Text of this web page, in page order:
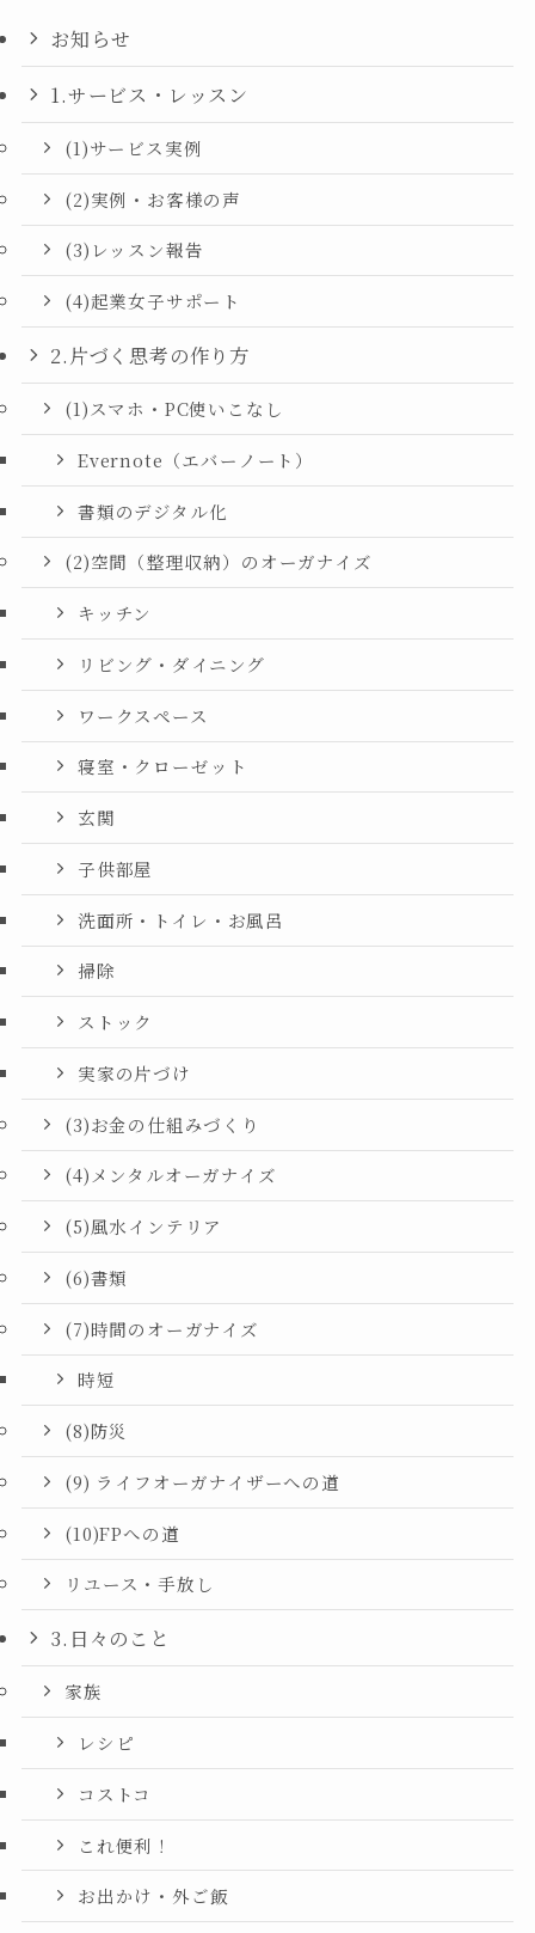
お知らせ
1.サービス・レッスン
(1)サービス実例
(2)実例・お客様の声
(3)レッスン報告
(4)起業女子サポート
2.片づく思考の作り方
(1)スマホ・PC使いこなし
Evernote（エバーノート）
書類のデジタル化
(2)空間（整理収納）のオーガナイズ
キッチン
リビング・ダイニング
ワークスペース
寝室・クローゼット
玄関
子供部屋
洗面所・トイレ・お風呂
掃除
ストック
実家の片づけ
(3)お金の仕組みづくり
(4)メンタルオーガナイズ
(5)風水インテリア
(6)書類
(7)時間のオーガナイズ
時短
(8)防災
(9) ライフオーガナイザーへの道
(10)FPへの道
リユース・手放し
3.日々のこと
家族
レシピ
コストコ
これ便利！
お出かけ・外ご飯